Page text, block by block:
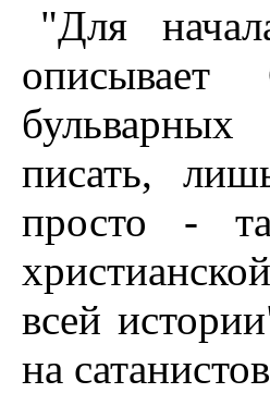
"Для
описывает
писать,
просто -
всей
на